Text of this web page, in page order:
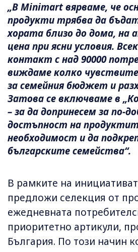
„В Minimart вярваме, че
продукти трябва да
хората близо до дома, на
цена при ясни условия.
контакт с над 90000
виждаме колко
за семейния бюджет и
Затова се включваме в
– за да допринесем за по-
достъпност на
необходимост и да
българските семейства“.
В рамките на
предложи селекция от
ежедневната
приоритетно артикули,
България. По този начин